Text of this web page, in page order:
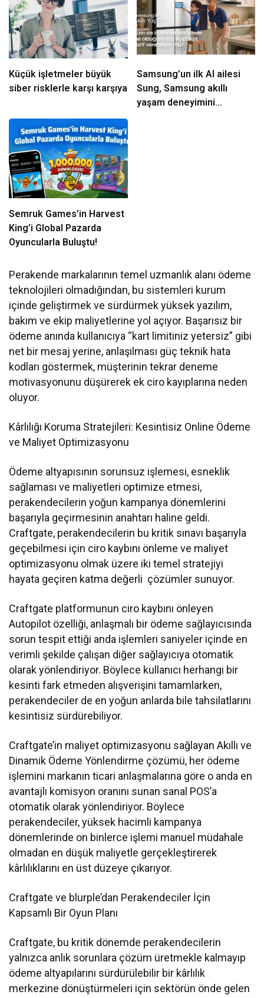
Küçük işletmeler büyük
siber risklerle karşı karşıya
Samsung’un ilk AI ailesi
Sung, Samsung akıllı
yaşam deneyimini
Semruk Games’in Harvest
King’i Global Pazarda
Oyuncularla Buluştu!
Perakende markalarının temel uzmanlık alanı ödeme
teknolojileri olmadığından, bu sistemleri kurum
içinde geliştirmek ve sürdürmek yüksek yazılım,
bakım ve ekip maliyetlerine yol açıyor. Başarısız bir
ödeme anında kullanıcıya “kart limitiniz yetersiz” gibi
net bir mesaj yerine, anlaşılması güç teknik hata
kodları göstermek, müşterinin tekrar deneme
motivasyonunu düşürerek ek ciro kayıplarına neden
oluyor.
Kârlılığı Koruma Stratejileri: Kesintisiz Online Ödeme
ve Maliyet Optimizasyonu
Ödeme altyapısının sorunsuz işlemesi, esneklik
sağlaması ve maliyetleri optimize etmesi,
perakendecilerin yoğun kampanya dönemlerini
başarıyla geçirmesinin anahtarı haline geldi.
Craftgate, perakendecilerin bu kritik sınavı başarıyla
geçebilmesi için ciro kaybını önleme ve maliyet
optimizasyonu olmak üzere iki temel stratejiyi
hayata geçiren katma değerli çözümler sunuyor.
Craftgate platformunun ciro kaybını önleyen
Autopilot özelliği, anlaşmalı bir ödeme sağlayıcısında
sorun tespit ettiği anda işlemleri saniyeler içinde en
verimli şekilde çalışan diğer sağlayıcıya otomatik
olarak yönlendiriyor. Böylece kullanıcı herhangi bir
kesinti fark etmeden alışverişini tamamlarken,
perakendeciler de en yoğun anlarda bile tahsilatlarını
kesintisiz sürdürebiliyor.
Craftgate’in maliyet optimizasyonu sağlayan Akıllı ve
Dinamik Ödeme Yönlendirme çözümü, her ödeme
işlemini markanın ticari anlaşmalarına göre o anda en
avantajlı komisyon oranını sunan sanal POS’a
otomatik olarak yönlendiriyor. Böylece
perakendeciler, yüksek hacimli kampanya
dönemlerinde on binlerce işlemi manuel müdahale
olmadan en düşük maliyetle gerçekleştirerek
kârlılıklarını en üst düzeye çıkarıyor.
Craftgate ve blurple’dan Perakendeciler İçin
Kapsamlı Bir Oyun Planı
Craftgate, bu kritik dönemde perakendecilerin
yalnızca anlık sorunlara çözüm üretmekle kalmayıp
ödeme altyapılarını sürdürülebilir bir kârlılık
merkezine dönüştürmeleri için sektörün önde gelen